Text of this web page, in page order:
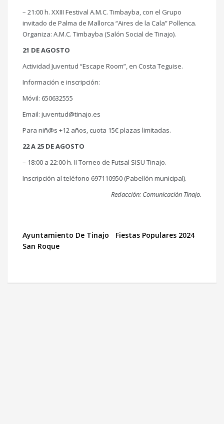
– 21:00 h. XXIII Festival A.M.C. Timbayba, con el Grupo
invitado de Palma de Mallorca “Aires de la Cala” Pollenca.
Organiza: A.M.C. Timbayba (Salón Social de Tinajo).
21 DE AGOSTO
Actividad Juventud “Escape Room”, en Costa Teguise.
Información e inscripción:
Móvil: 650632555
Email: juventud@tinajo.es
Para niñ@s +12 años, cuota 15€ plazas limitadas.
22 A 25 DE AGOSTO
– 18:00 a 22:00 h. II Torneo de Futsal SISU Tinajo.
Inscripción al teléfono 697110950 (Pabellón municipal).
Redacción: Comunicación Tinajo.
Ayuntamiento De Tinajo
Fiestas Populares 2024
San Roque